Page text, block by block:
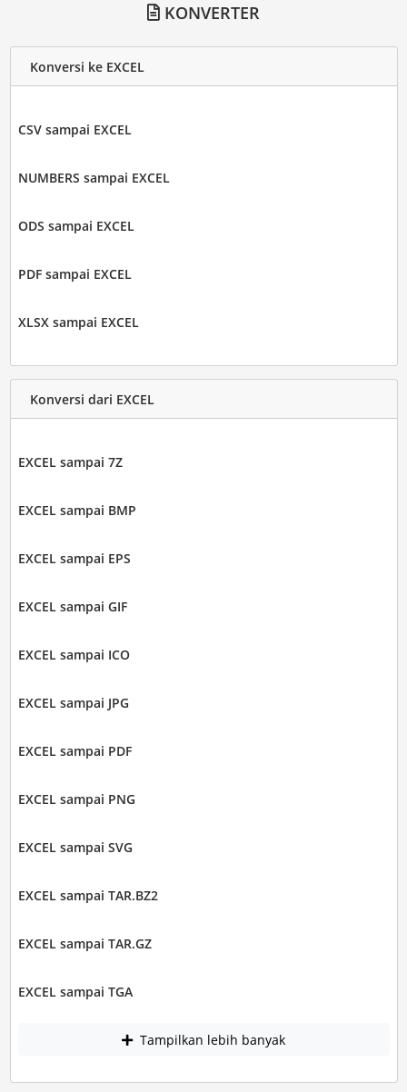
KONVERTER
Konversi ke EXCEL
CSV sampai EXCEL
NUMBERS sampai EXCEL
ODS sampai EXCEL
PDF sampai EXCEL
XLSX sampai EXCEL
Konversi dari EXCEL
EXCEL sampai 7Z
EXCEL sampai BMP
EXCEL sampai EPS
EXCEL sampai GIF
EXCEL sampai ICO
EXCEL sampai JPG
EXCEL sampai PDF
EXCEL sampai PNG
EXCEL sampai SVG
EXCEL sampai TAR.BZ2
EXCEL sampai TAR.GZ
EXCEL sampai TGA
Tampilkan lebih banyak